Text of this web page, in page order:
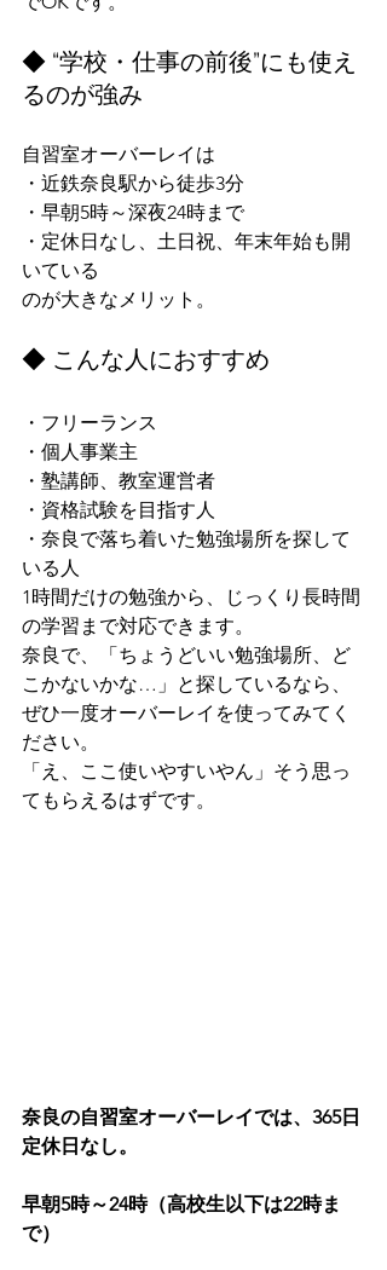
◆ “学校・仕事の前後”にも使え
るのが強み
自習室オーバーレイは
・近鉄奈良駅から徒歩3分
・早朝5時～深夜24時まで
・定休日なし、土日祝、年末年始も開
いている
のが大きなメリット。
◆ こんな人におすすめ
・フリーランス
・個人事業主
・塾講師、教室運営者
・資格試験を目指す人
・奈良で落ち着いた勉強場所を探して
いる人
1時間だけの勉強から、じっくり長時間
の学習まで対応できます。
奈良で、「ちょうどいい勉強場所、ど
こかないかな…」と探しているなら、
ぜひ一度オーバーレイを使ってみてく
ださい。
「え、ここ使いやすいやん」そう思っ
てもらえるはずです。
奈良の自習室オーバーレイでは、365日
定休日なし。
早朝5時～24時（高校生以下は22時ま
で）